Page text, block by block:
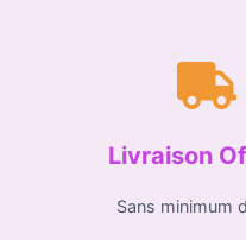
Livraison
Sans minimum